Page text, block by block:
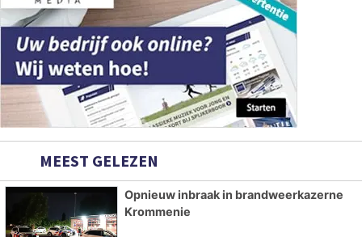
MEEST GELEZEN
Opnieuw inbraak in brandweerkazerne
Krommenie